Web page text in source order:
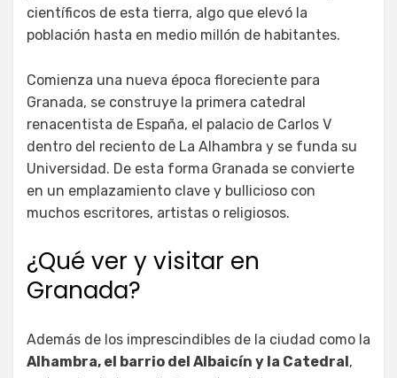
científicos de esta tierra, algo que elevó la
población hasta en medio millón de habitantes.
Comienza una nueva época floreciente para
Granada, se construye la primera catedral
renacentista de España, el palacio de Carlos V
dentro del reciento de La Alhambra y se funda su
Universidad. De esta forma Granada se convierte
en un emplazamiento clave y bullicioso con
muchos escritores, artistas o religiosos.
¿Qué ver y visitar en
Granada?
Además de los imprescindibles de la ciudad como la
Alhambra, el barrio del Albaicín y la Catedral,